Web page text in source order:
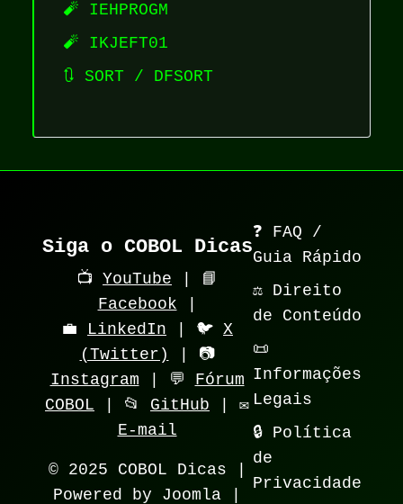
🧨 IEHPROGM
🧨 IKJEFT01
🔃 SORT / DFSORT
Siga o COBOL Dicas
📺 YouTube | 📘
Facebook
💼 LinkedIn | 🐦 X
(Twitter)
| 📷
Instagram | 💬 Fórum
COBOL | 📂 GitHub | ✉️
E-mail
© 2025 COBOL Dicas |
Powered by Joomla |
❓ FAQ /
Guia Rápido
⚖️ Direito
de Conteúdo
📜
Informações
Legais
🔒 Política
de
Privacidade